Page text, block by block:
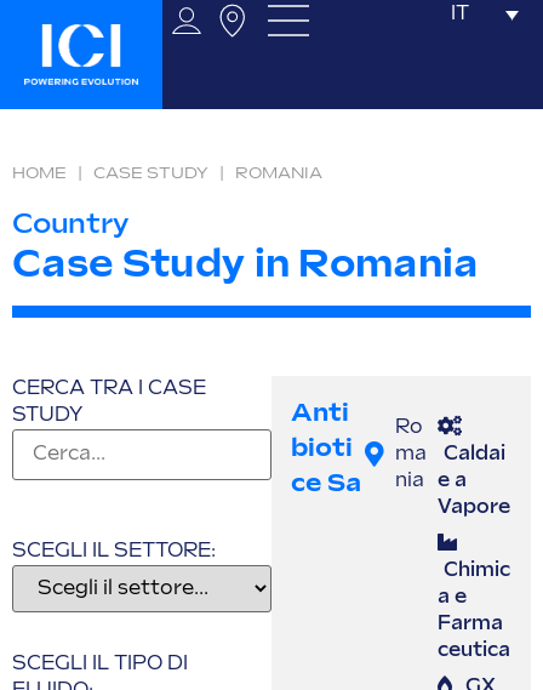
IT
HOME CASE STUDY ROMANIA
Country
Case Study in Romania
CERCA TRA I CASE
STUDY
SCEGLI IL SETTORE:
SCEGLI IL TIPO DI
Anti
Bioti
Ce Sa
Ro
ma
nia
Caldai
e a
Vapore
Chimic
a e
Farma
ceutica